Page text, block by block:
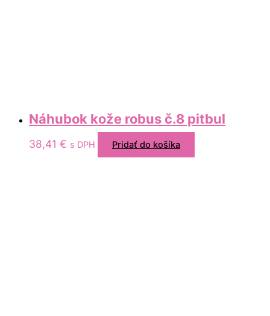
Náhubok kože robus č.8 pitbul
38,41 € s DPH Pridať do košíka